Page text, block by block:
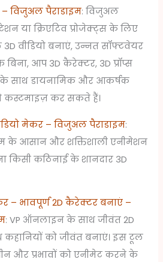
– विजुअल पैराडाइम: विजुअल
या क्रिएटिव प्रोजेक्ट्स के लिए
वीडियो बनाएं, उन्नत सॉफ्टवेयर
आप 3D कैरेक्टर, 3D प्रॉप्स
के साथ डायनामिक और आकर्षक
कस्टमाइज़ कर सकते हैं।
मेकर – विजुअल पैराडाइम:
के आसान और शक्तिशाली एनीमेशन
किसी कठिनाई के शानदार 3D
– भावपूर्ण 2D कैरेक्टर बनाएं –
: VP ऑनलाइन के साथ जीवंत 2D
को जीवंत बनाएं। इस टूल
और प्रभावों को एनीमेट करने के